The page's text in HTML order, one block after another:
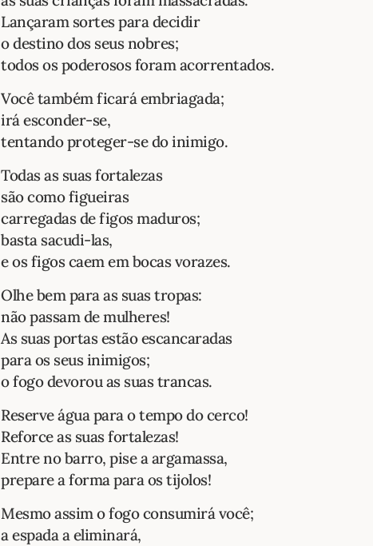
Lançaram sortes para decidir
o destino dos seus nobres;
todos os poderosos foram acorrentados.
Você também ficará embriagada;
irá esconder-se,
tentando proteger-se do inimigo.
Todas as suas fortalezas
são como figueiras
carregadas de figos maduros;
basta sacudi-las,
e os figos caem em bocas vorazes.
Olhe bem para as suas tropas:
não passam de mulheres!
As suas portas estão escancaradas
para os seus inimigos;
o fogo devorou as suas trancas.
Reserve água para o tempo do cerco!
Reforce as suas fortalezas!
Entre no barro, pise a argamassa,
prepare a forma para os tijolos!
Mesmo assim o fogo consumirá você;
a espada a eliminará,